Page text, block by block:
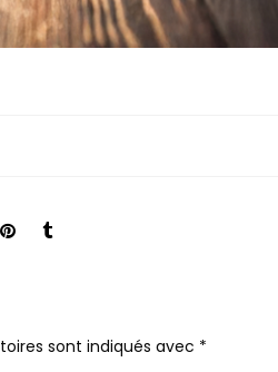
sont indiqués avec *